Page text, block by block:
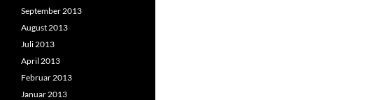
September 2013
August 2013
Juli 2013
April 2013
Februar 2013
Januar 2013